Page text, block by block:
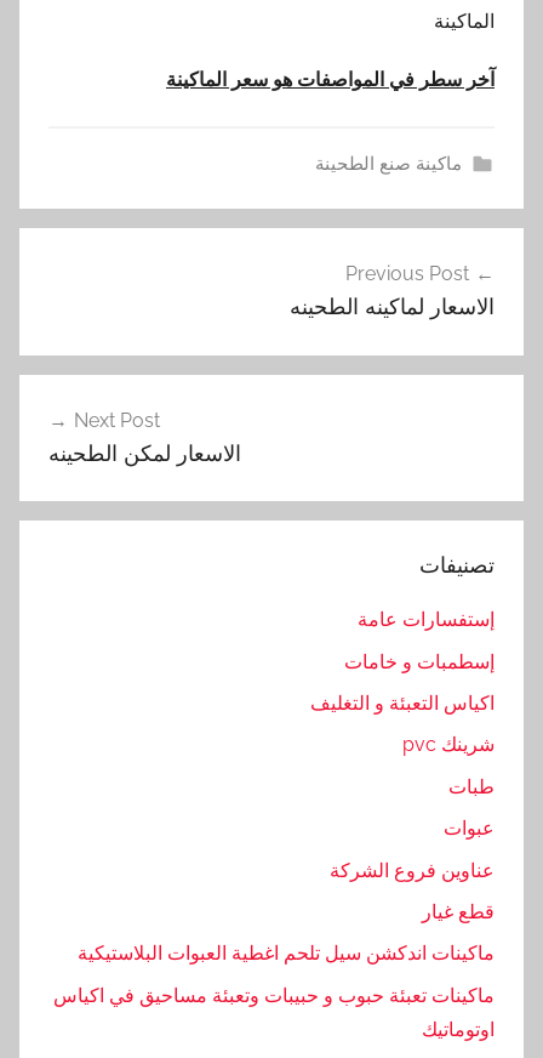
الماكينة
آخر سطر في المواصفات هو سعر الماكينة
ماكينة صنع الطحينة
ا
س
ع
ح
ي
ن
ه
,
ا
ك
ه
المقالات
Previous Post
الاسعار لماكينه الطحينه
Next Post
الاسعار لمكن الطحينه
تصنيفات
إستفسارات عامة
إسطمبات و خامات
اكياس التعبئة و التغليف
شرينك pvc
طبات
عبوات
عناوين فروع الشركة
قطع غيار
ماكينات اندكشن سيل تلحم اغطية العبوات البلاستيكية
ماكينات تعبئة حبوب و حبيبات وتعبئة مساحيق في اكياس
اوتوماتيك